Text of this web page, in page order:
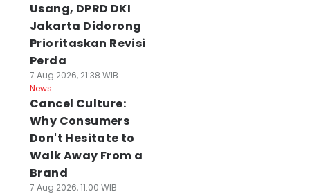
Usang, DPRD DKI
Jakarta Didorong
Prioritaskan Revisi
Perda
7 Aug 2026, 21:38 WIB
News
Cancel Culture:
Why Consumers
Don't Hesitate to
Walk Away From a
Brand
7 Aug 2026, 11:00 WIB